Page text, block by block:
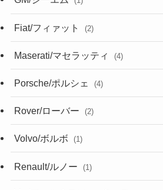
Fiat/フィァット (2)
Maserati/マセラッティ (4)
Porsche/ポルシェ (4)
Rover/ローバー (2)
Volvo/ボルボ (1)
Renault/ルノー (1)